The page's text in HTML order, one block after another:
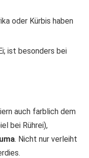
oder Kürbis haben
ist besonders bei
auch farblich dem
bei Rührei),
. Nicht nur verleiht